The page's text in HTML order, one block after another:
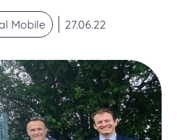
Mobile 27.06.22